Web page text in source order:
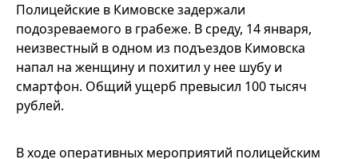
Полицейские в Кимовске задержали
подозреваемого в грабеже. В среду, 14 января,
неизвестный в одном из подъездов Кимовска
напал на женщину и похитил у нее шубу и
смартфон. Общий ущерб превысил 100 тысяч
рублей.
В ходе оперативных мероприятий полицейским